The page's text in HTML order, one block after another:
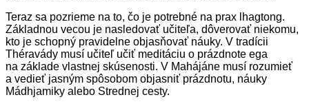
Teraz sa pozrieme na to, čo je potrebné na prax lhagtong.
Základnou vecou je nasledovať učiteľa, dôverovať niekomu,
kto je schopný pravidelne objasňovať náuky. V tradícii
Théravády musí učiteľ učiť meditáciu o prázdnote ega
na základe vlastnej skúsenosti. V Mahájáne musí rozumieť
a vedieť jasným spôsobom objasniť prázdnotu, náuky
Mádhjamiky alebo Strednej cesty.